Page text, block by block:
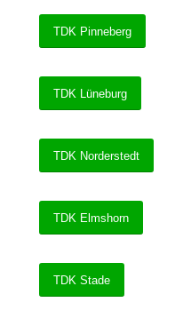
TDK Pinneberg
TDK Lüneburg
TDK Norderstedt
TDK Elmshorn
TDK Stade